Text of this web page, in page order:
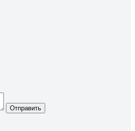
Отправить